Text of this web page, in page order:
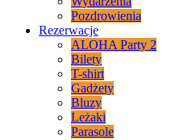
Pozdrowienia
Rezerwacje
ALOHA Party 2
Bilety
T-shirt
Gadżety
Bluzy
Leżaki
Parasole